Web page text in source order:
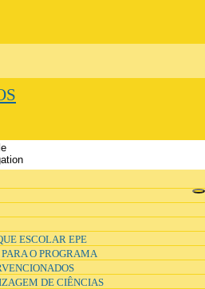
ESCOLAR EPE
O PROGRAMA
DE CIÊNCIAS
DE LABORATÓRIOS ESCOLARES